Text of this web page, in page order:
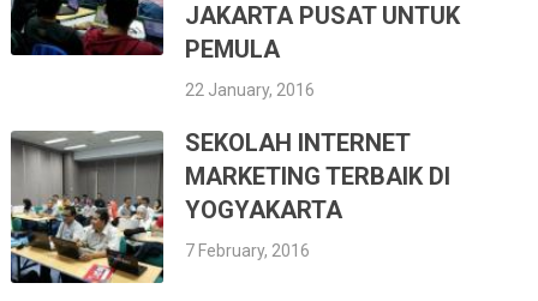
JAKARTA PUSAT UNTUK
PEMULA
22 January, 2016
SEKOLAH INTERNET
MARKETING TERBAIK DI
YOGYAKARTA
7 February, 2016